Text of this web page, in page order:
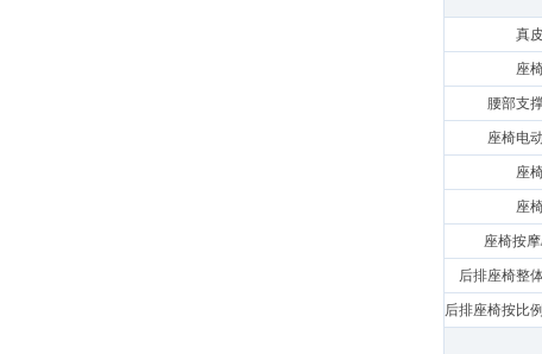
真
座
腰部支
座椅电
座
座
座椅按
后排座椅整
后排座椅按比